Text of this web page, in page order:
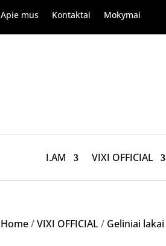
Apie mus Kontaktai Mokymai
I.AM VIXI OFFICIAL
Home/VIXI OFFICIAL/ Geliniai lakai